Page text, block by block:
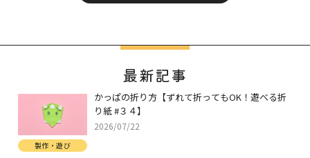
最新記事
かっぱの折り方【ずれて折ってもOK！遊べる折
り紙 #３４】
2026/07/22
製作・遊び